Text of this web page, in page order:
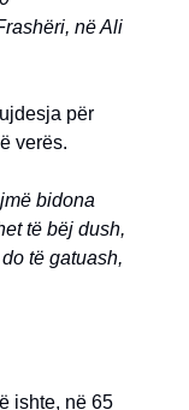
në Ali
për
verës.
bidona
të bëj dush,
të gatuash,
ishte, në 65